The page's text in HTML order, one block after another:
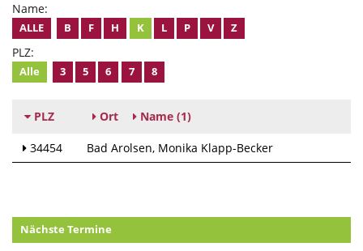
Name:
ALLE B F H K L P V Z
PLZ:
Alle 3 5 6 7 8
PLZ Ort Name (1)
34454 Bad Arolsen Monika Klapp-Becker
Nächste Termine